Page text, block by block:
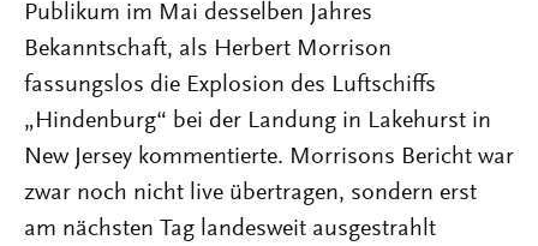
Publikum im Mai desselben Jahres
Bekanntschaft, als Herbert Morrison
fassungslos die Explosion des Luftschiffs
„Hindenburg“ bei der Landung in Lakehurst in
New Jersey kommentierte. Morrisons Bericht war
zwar noch nicht live übertragen, sondern erst
am nächsten Tag landesweit ausgestrahlt